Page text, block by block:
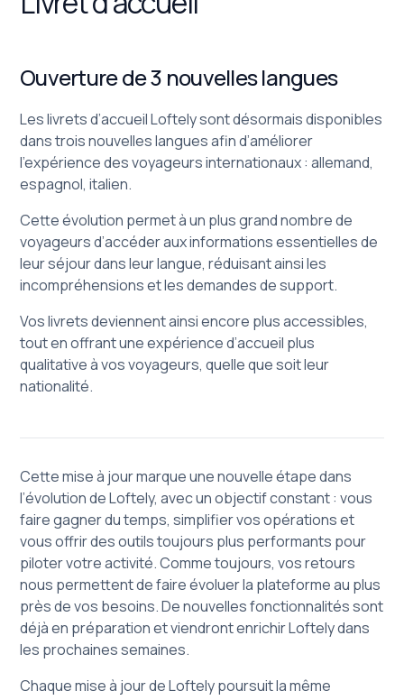
Ouverture de 3 nouvelles langues
Les livrets d’accueil Loftely sont désormais disponibles
dans trois nouvelles langues afin d’améliorer
l’expérience des voyageurs internationaux : allemand,
espagnol, italien.
Cette évolution permet à un plus grand nombre de
voyageurs d’accéder aux informations essentielles de
leur séjour dans leur langue, réduisant ainsi les
incompréhensions et les demandes de support.
Vos livrets deviennent ainsi encore plus accessibles,
tout en offrant une expérience d’accueil plus
qualitative à vos voyageurs, quelle que soit leur
nationalité.
Cette mise à jour marque une nouvelle étape dans
l’évolution de Loftely, avec un objectif constant : vous
faire gagner du temps, simplifier vos opérations et
vous offrir des outils toujours plus performants pour
piloter votre activité. Comme toujours, vos retours
nous permettent de faire évoluer la plateforme au plus
près de vos besoins. De nouvelles fonctionnalités sont
déjà en préparation et viendront enrichir Loftely dans
les prochaines semaines.
Chaque mise à jour de Loftely poursuit la même